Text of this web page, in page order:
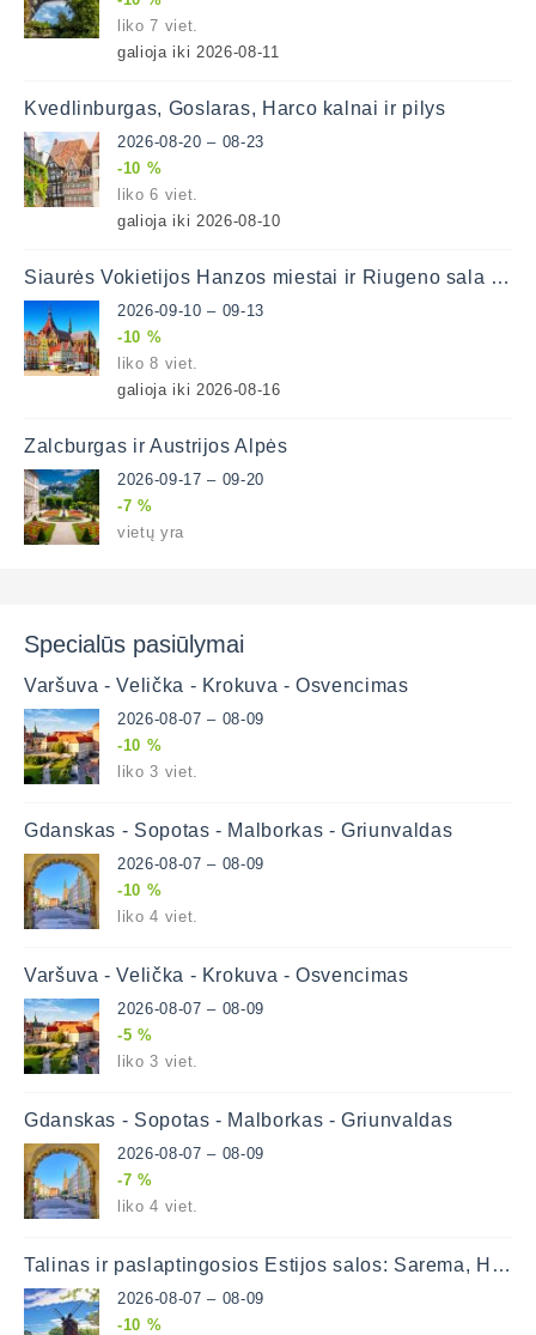
liko 7 viet.
galioja iki 2026-08-11
Kvedlinburgas, Goslaras, Harco kalnai ir pilys
2026-08-20 – 08-23
-10 %
liko 6 viet.
galioja iki 2026-08-10
Šiaurės Vokietijos Hanzos miestai ir Riugeno sala 4 d.
2026-09-10 – 09-13
-10 %
liko 8 viet.
galioja iki 2026-08-16
Zalcburgas ir Austrijos Alpės
2026-09-17 – 09-20
-7 %
vietų yra
Specialūs pasiūlymai
Varšuva - Velička - Krokuva - Osvencimas
2026-08-07 – 08-09
-10 %
liko 3 viet.
Gdanskas - Sopotas - Malborkas - Griunvaldas
2026-08-07 – 08-09
-10 %
liko 4 viet.
Varšuva - Velička - Krokuva - Osvencimas
2026-08-07 – 08-09
-5 %
liko 3 viet.
Gdanskas - Sopotas - Malborkas - Griunvaldas
2026-08-07 – 08-09
-7 %
liko 4 viet.
Talinas ir paslaptingosios Estijos salos: Sarema, Hiuma
2026-08-07 – 08-09
-10 %